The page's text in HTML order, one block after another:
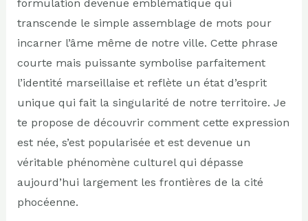
formulation devenue emblématique qui
transcende le simple assemblage de mots pour
incarner l’âme même de notre ville. Cette phrase
courte mais puissante symbolise parfaitement
l’identité marseillaise et reflète un état d’esprit
unique qui fait la singularité de notre territoire. Je
te propose de découvrir comment cette expression
est née, s’est popularisée et est devenue un
véritable phénomène culturel qui dépasse
aujourd’hui largement les frontières de la cité
phocéenne.